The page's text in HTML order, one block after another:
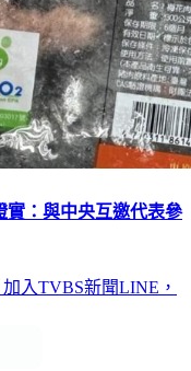
：與中央互邀代表參
加入TVBS新聞LINE，